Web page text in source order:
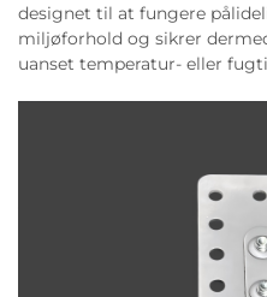
designet til at fungere
miljøforhold og sikrer
uanset temperatur- eller